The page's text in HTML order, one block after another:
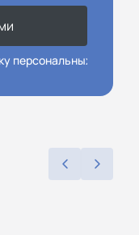
персональных